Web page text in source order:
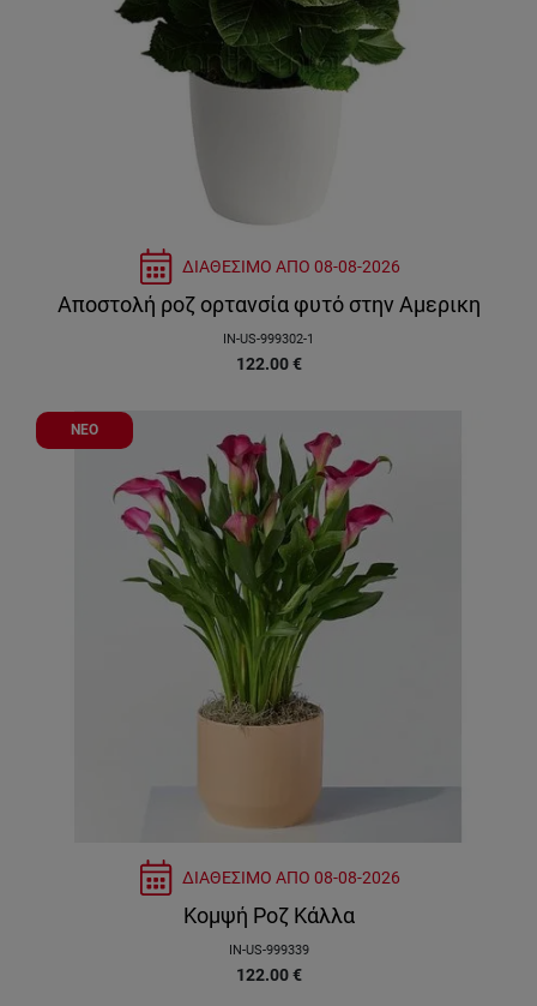
ΔΙΑΘΕΣΙΜΟ ΑΠΟ 08-08-2026
Αποστολή ροζ ορτανσία φυτό στην Αμερικη
IN-US-999302-1
122.00 €
ΝΕΟ
ΔΙΑΘΕΣΙΜΟ ΑΠΟ 08-08-2026
Κομψή Ροζ Κάλλα
IN-US-999339
122.00 €